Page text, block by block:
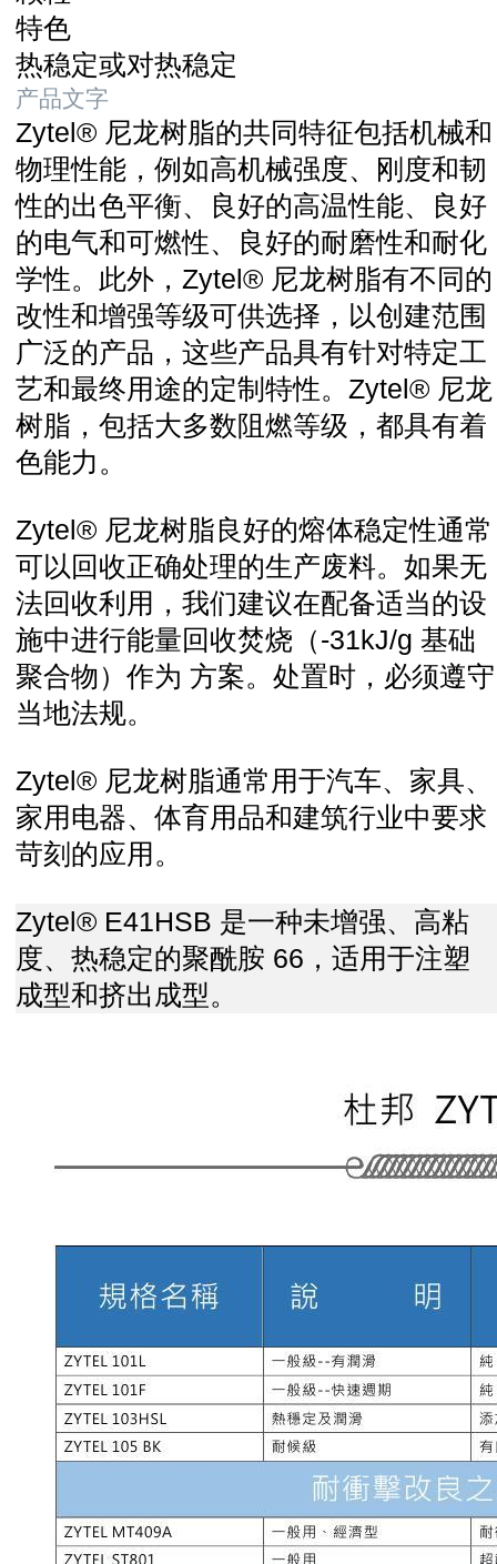
特色
热稳定或对热稳定
产品文字
Zytel® 尼龙树脂的共同特征包括机械和
物理性能，例如高机械强度、刚度和韧
性的出色平衡、良好的高温性能、良好
的电气和可燃性、良好的耐磨性和耐化
学性。 此外，Zytel® 尼龙树脂有不同的
改性和增强等级可供选择，以创建范围
广泛的产品，这些产品具有针对特定工
艺和最终用途的定制特性。Zytel® 尼龙
树脂，包括大多数阻燃等级，都具有着
色能力。
Zytel® 尼龙树脂良好的熔体稳定性通常
可以回收正确处理的生产废料。如果无
法回收利用，我们建议在配备适当的设
施中进行能量回收焚烧（-31kJ/g 基础
聚合物）作为 方案。处置时，必须遵守
当地法规。
Zytel® 尼龙树脂通常用于汽车、家具、
家用电器、体育用品和建筑行业中要求
苛刻的应用。
Zytel® E41HSB 是一种未增强、高粘
度、热稳定的聚酰胺 66，适用于注塑
成型和挤出成型。